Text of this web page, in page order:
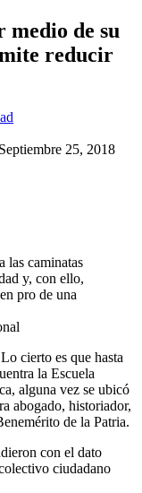
medio de su
reducir
25, 2018
las caminatas
y, con ello,
pro de una
cierto es que hasta
la Escuela
alguna vez se ubicó
abogado, historiador,
de la Patria.
con el dato
ciudadano